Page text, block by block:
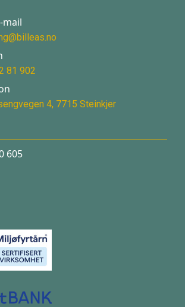
mail
81 902
4, 7715 Steinkjer
605